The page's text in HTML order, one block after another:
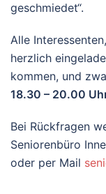
geschmiedet“.
Alle
herzlich
kommen, und
18.30 – 20.00
Bei Rückfragen
Seniorenbüro
oder per Mail